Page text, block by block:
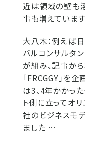
近は領域の壁も
事も増えています
大八木：例えば
バルコンサルタン
が組み、記事か
「FROGGY」を
は3、4年かかっ
ト側に立ってオ
社のビジネスモ
ました …